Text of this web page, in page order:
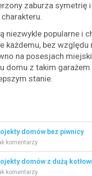
zaburza symetrię
niezwykle popularne i
każdemu, bez względu
na posesjach
domu z takim garażem
stanie.
domów bez piwnicy
komentarzy
domów z dużą
komentarzy